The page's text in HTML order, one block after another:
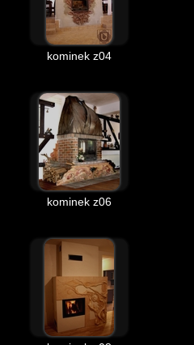
kominek z04
kominek z06